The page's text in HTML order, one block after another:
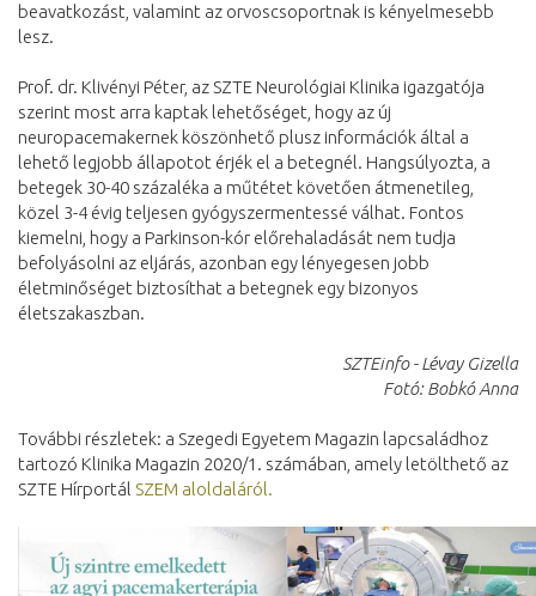
beavatkozást, valamint az orvoscsoportnak is kényelmesebb
lesz.
Prof. dr. Klivényi Péter, az SZTE Neurológiai Klinika igazgatója
szerint most arra kaptak lehetőséget, hogy az új
neuropacemakernek köszönhető plusz információk által a
lehető legjobb állapotot érjék el a betegnél. Hangsúlyozta, a
betegek 30-40 százaléka a műtétet követően átmenetileg,
közel 3-4 évig teljesen gyógyszermentessé válhat. Fontos
kiemelni, hogy a Parkinson-kór előrehaladását nem tudja
befolyásolni az eljárás, azonban egy lényegesen jobb
életminőséget biztosíthat a betegnek egy bizonyos
életszakaszban.
SZTEinfo - Lévay Gizella
Fotó: Bobkó Anna
További részletek: a Szegedi Egyetem Magazin lapcsaládhoz
tartozó Klinika Magazin 2020/1. számában, amely letölthető az
SZTE Hírportál SZEM aloldaláról.